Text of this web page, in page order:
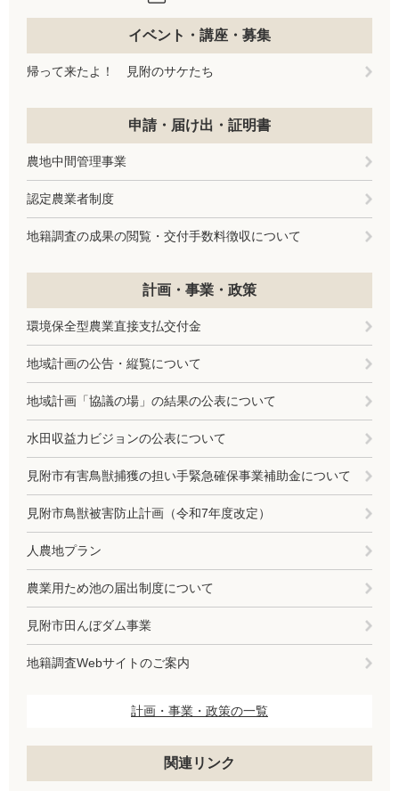
イベント・講座・募集
帰って来たよ！ 見附のサケたち
申請・届け出・証明書
農地中間管理事業
認定農業者制度
地籍調査の成果の閲覧・交付手数料徴収について
計画・事業・政策
環境保全型農業直接支払交付金
地域計画の公告・縦覧について
地域計画「協議の場」の結果の公表について
水田収益力ビジョンの公表について
見附市有害鳥獣捕獲の担い手緊急確保事業補助金について
見附市鳥獣被害防止計画（令和7年度改定）
人農地プラン
農業用ため池の届出制度について
見附市田んぼダム事業
地籍調査Webサイトのご案内
計画・事業・政策の一覧
関連リンク